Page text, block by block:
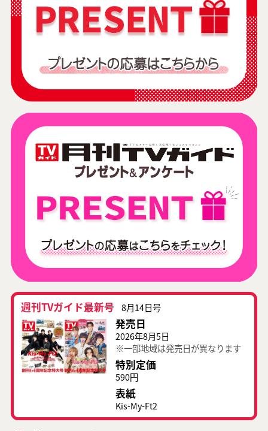
週刊TVガイド最新号 8月14日号
発売日
2026年8月5日
※一部地域は発売日が異なります
特別定価
590円
表紙
Kis-My-Ft2